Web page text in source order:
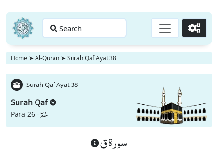
Search Go
Home ➤ Al-Quran ➤ Surah Qaf Ayat 38
Surah Qaf Ayat 38
Surah Qaf
Para 26 -حٰمٓ
سورة ق